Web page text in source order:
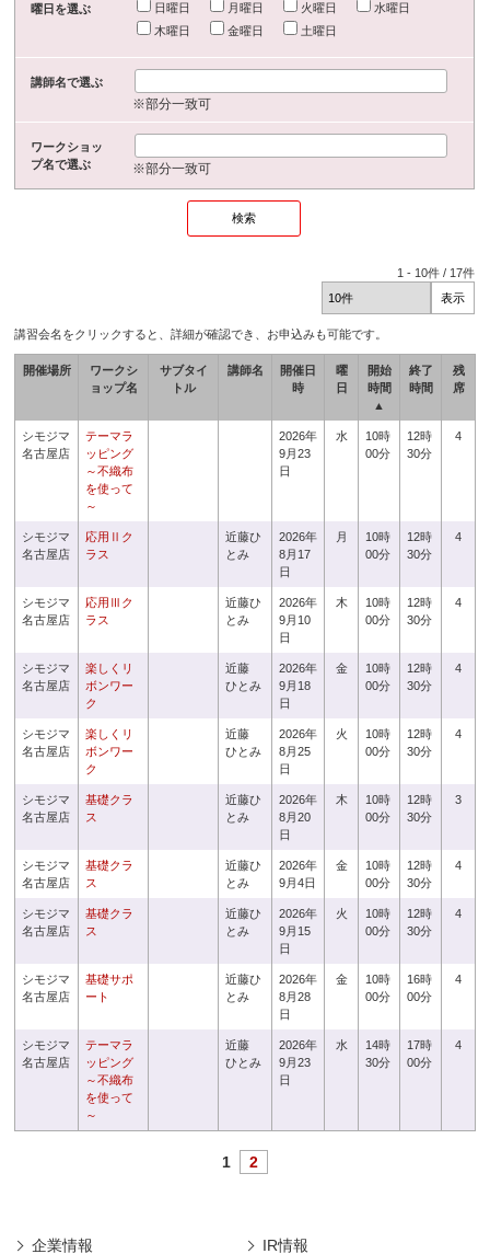
曜日を選ぶ 日曜日 月曜日 火曜日
水曜日
木曜日
金曜日 土曜日
講師名で選ぶ
※部分一致可
ワークショッ
プ名で選ぶ
※部分一致可
1 - 10件 / 17件
講習会名をクリックすると、詳細が確認でき、お申込みも可能です。
開催場所
ワークシ
ョップ名
サブタイ
トル
講師名
開催日
時
曜
日
開始
時間
▲
終了
時間
残
席
シモジマ
名古屋店
テーマラ
ッピング
～不織布
を使って
～
2026年
9月23
日
水
10時
00分
12時
30分
4
シモジマ
名古屋店
応用Ⅱク
ラス
近藤ひ
とみ
2026年
8月17
日
月
10時
00分
12時
30分
4
シモジマ
名古屋店
応用Ⅲク
ラス
近藤ひ
とみ
2026年
9月10
日
木
10時
00分
12時
30分
4
シモジマ
名古屋店
楽しくリ
ボンワー
ク
近藤
ひとみ
2026年
9月18
日
金
10時
00分
12時
30分
4
シモジマ
名古屋店
楽しくリ
ボンワー
ク
近藤
ひとみ
2026年
8月25
日
火
10時
00分
12時
30分
4
シモジマ
名古屋店
基礎クラ
ス
近藤ひ
とみ
2026年
8月20
日
木
10時
00分
12時
30分
3
シモジマ
名古屋店
基礎クラ
ス
近藤ひ
とみ
2026年
9月4日
金
10時
00分
12時
30分
4
シモジマ
名古屋店
基礎クラ
ス
近藤ひ
とみ
2026年
9月15
日
火
10時
00分
12時
30分
4
シモジマ
名古屋店
基礎サポ
ート
近藤ひ
とみ
2026年
8月28
日
金
10時
00分
16時
00分
4
シモジマ
名古屋店
テーマラ
ッピング
～不織布
を使って
～
近藤
ひとみ
2026年
9月23
日
水
14時
30分
17時
00分
4
1 2
企業情報 IR情報